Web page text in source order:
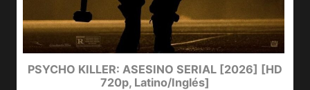
PSYCHO KILLER: ASESINO SERIAL [2026] [HD
720p, Latino/Inglés]